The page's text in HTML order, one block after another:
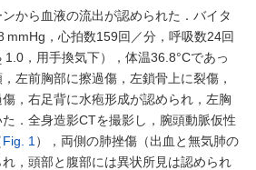
から血液の流出が認められた．バイタ
mmHg，心拍数159回／分，呼吸数24回
1.0，用手換気下），体温36.8°Cであっ
左前胸部に擦過傷，左鎖骨上に裂傷，
，右足背に水疱形成が認められ，左胸
．全身造影CTを撮影し，腕頭動脈仮性
Fig. 1 ），両側の肺挫傷（出血と無気肺の
，頭部と腹部には異状所見は認められ